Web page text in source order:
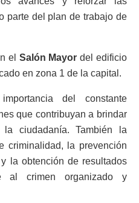
parte del plan de trabajo de
el Salón Mayor del edificio
en zona 1 de la capital.
del constante
que contribuyan a brindar
ciudadanía. También la
criminalidad, la prevención
la obtención de resultados
al crimen organizado y